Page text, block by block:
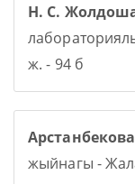
Н. С.
ж. - 94 б
жыйнагы -